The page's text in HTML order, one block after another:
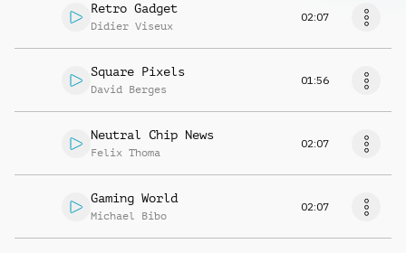
Retro Gadget
Didier Viseux
02:07
Square Pixels
David Berges
01:56
Neutral Chip News
Felix Thoma
02:07
Gaming World
Michael Bibo
02:07